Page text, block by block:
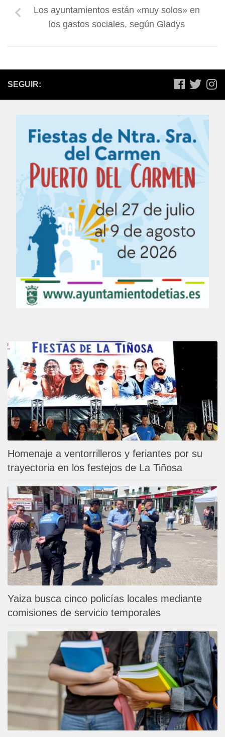
Los ayuntamientos están «muy solos» en
los gastos sociales, según Gladys
SEGUIR:
Homenaje a ventorrilleros y feriantes por su
trayectoria en los festejos de La Tiñosa
Yaiza busca cinco policías locales mediante
comisiones de servicio temporales